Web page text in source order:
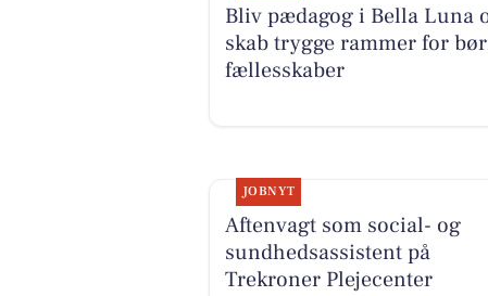
Bliv pædagog i Bella Luna
skab trygge rammer for
fællesskaber
JOBNYT
Aftenvagt som social- og
sundhedsassistent på
Trekroner Plejecenter